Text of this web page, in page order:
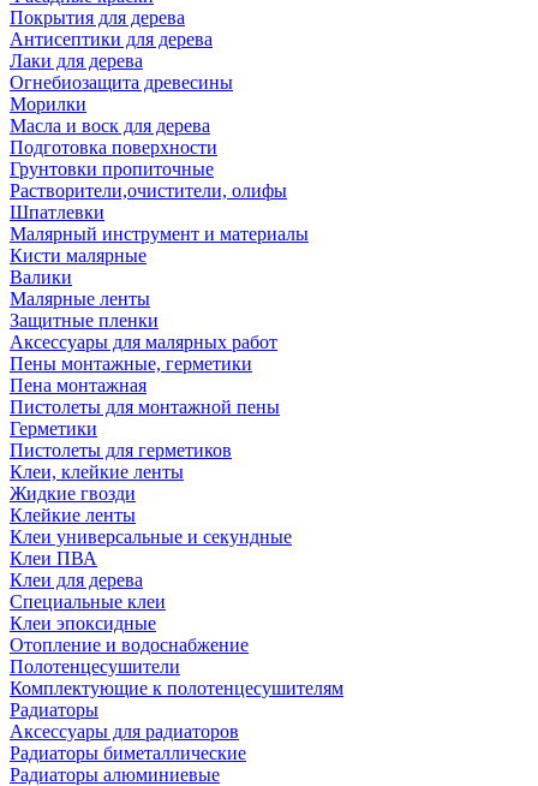
Покрытия для дерева
Антисептики для дерева
Лаки для дерева
Огнебиозащита древесины
Морилки
Масла и воск для дерева
Подготовка поверхности
Грунтовки пропиточные
Растворители,очистители, олифы
Шпатлевки
Малярный инструмент и материалы
Кисти малярные
Валики
Малярные ленты
Защитные пленки
Аксессуары для малярных работ
Пены монтажные, герметики
Пена монтажная
Пистолеты для монтажной пены
Герметики
Пистолеты для герметиков
Клеи, клейкие ленты
Жидкие гвозди
Клейкие ленты
Клеи универсальные и секундные
Клеи ПВА
Клеи для дерева
Специальные клеи
Клеи эпоксидные
Отопление и водоснабжение
Полотенцесушители
Комплектующие к полотенцесушителям
Радиаторы
Аксессуары для радиаторов
Радиаторы биметаллические
Радиаторы алюминиевые